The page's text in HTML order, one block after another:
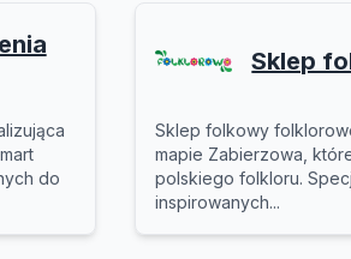
do
Sklep
Sklep folkowy
mapie Zabierzowa,
polskiego folkloru.
inspirowanych...